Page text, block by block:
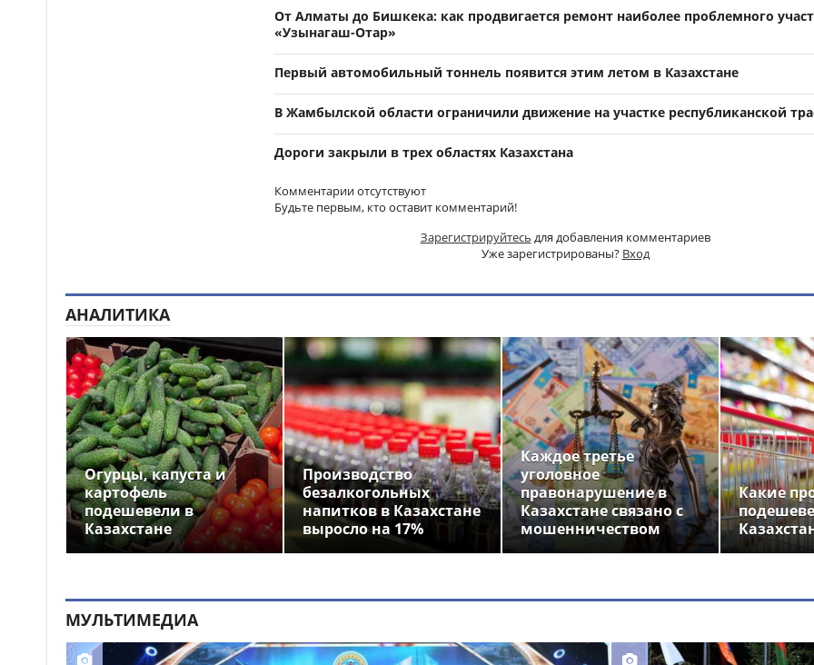
10:38
«Лёгкий заработок»
через sim-box обернулся
судимостью для жителя
Костанайской области
От Алматы до Бишкека: как продвигается ремонт наиболее проблемного
«Узынагаш-Отар»
Первый автомобильный тоннель появится этим летом в Казахстане
В Жамбылской области ограничили движение на участке республиканской
Дороги закрыли в трех областях Казахстана
Комментарии отсутствуют
Будьте первым, кто оставит комментарий!
Зарегистрируйтесь для добавления комментариев
Уже зарегистрированы? Вход
АНАЛИТИКА
Огурцы, капуста и
картофель
подешевели в
Казахстане
Производство
безалкогольных
напитков в Казахстане
выросло на 17%
Каждое третье
уголовное
правонарушение в
Казахстане связано с
мошенничеством
Какие
МУЛЬТИМЕДИА